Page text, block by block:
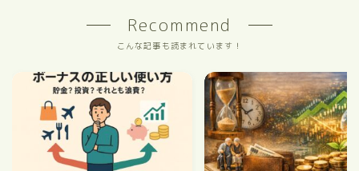
Recommend
こんな記事も読まれています！